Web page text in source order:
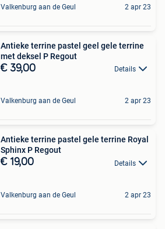
Valkenburg aan de Geul 2 apr 23
Antieke terrine pastel geel gele terrine
met deksel P Regout
€ 39,00 Details
Valkenburg aan de Geul 2 apr 23
Antieke terrine pastel gele terrine Royal
Sphinx P Regout
€ 19,00 Details
Valkenburg aan de Geul 2 apr 23